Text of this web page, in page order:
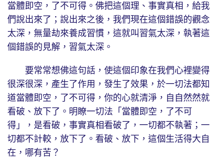
當體即空，了不可得。佛把這個理、事實真相，給我
們說出來了；說出來之後，我們現在這個錯誤的觀念
太深，無量劫來養成習慣，這就叫習氣太深，執著這
個錯誤的見解，習氣太深。
要常常想佛這句話，使這個印象在我們心裡變得
很深很深，產生了作用，發生了效果，於一切法都知
道當體即空，了不可得，你的心就清淨，自自然然就
看破、放下了。明瞭一切法「當體即空，了不可
得」，是看破，事實真相看破了，一切都不執著；一
切都不計較，放下了。看破、放下，這個生活得大自
在，哪有苦？